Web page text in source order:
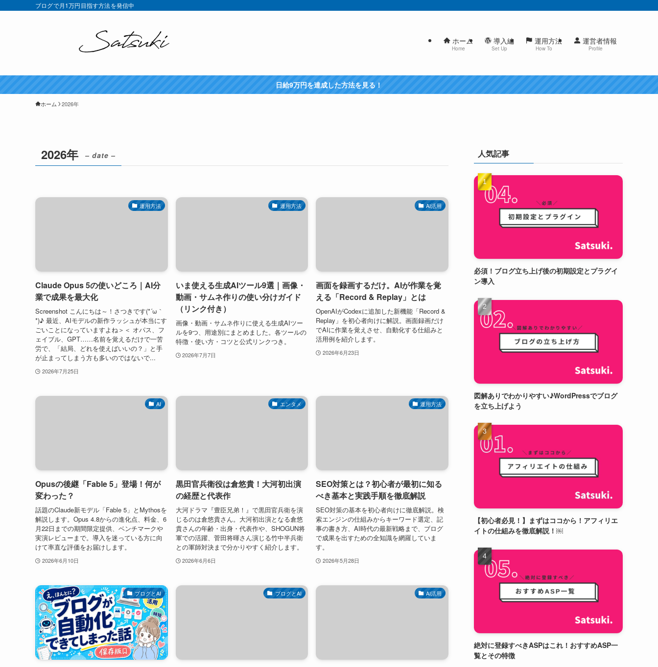
ブログで月1万円目指す方法を発信中
ホーム
Home
導入編
Set Up
運用方法
How To
運営者情報
Profile
日給9万円を達成した方法を見る！
ホーム 2026年
2026年 – date –
運用方法
Claude Opus 5の使いどころ｜AI分
業で成果を最大化
Screenshot こんにちは～！さつきです(*´ω｀
*)♪ 最近、AIモデルの新作ラッシュが本当にす
ごいことになっていますよね＞＜ オパス、フ
ェイブル、GPT……名前を覚えるだけで一苦
労で、「結局、どれを使えばいいの？」と手
が止まってしまう方も多いのではないで...
2026年7月25日
運用方法
いま使える生成AIツール9選｜画像・
動画・サムネ作りの使い分けガイド
（リンク付き）
画像・動画・サムネ作りに使える生成AIツー
ルを9つ、用途別にまとめました。各ツールの
特徴・使い方・コツと公式リンクつき。
2026年7月7日
AI活用
画面を録画するだけ。AIが作業を覚
える「Record & Replay」とは
OpenAIがCodexに追加した新機能「Record &
Replay」を初心者向けに解説。画面録画だけ
でAIに作業を覚えさせ、自動化する仕組みと
活用例を紹介します。
2026年6月23日
AI
Opusの後継「Fable 5」登場！何が
変わった？
話題のClaude新モデル「Fable 5」とMythosを
解説します。Opus 4.8からの進化点、料金、6
月22日までの期間限定提供、ベンチマークや
実演レビューまで。導入を迷っている方に向
けて率直な評価をお届けします。
2026年6月10日
エンタメ
黒田官兵衛役は倉悠貴！大河初出演
の経歴と代表作
大河ドラマ『豊臣兄弟！』で黒田官兵衛を演
じるのは倉悠貴さん。大河初出演となる倉悠
貴さんの年齢・出身・代表作や、SHOGUN将
軍での活躍、菅田将暉さん演じる竹中半兵衛
との軍師対決まで分かりやすく紹介します。
2026年6月6日
運用方法
SEO対策とは？初心者が最初に知る
べき基本と実践手順を徹底解説
SEO対策の基本を初心者向けに徹底解説。検
索エンジンの仕組みからキーワード選定、記
事の書き方、AI時代の最新戦略まで、ブログ
で成果を出すための全知識を網羅していま
す。
2026年5月28日
ブログとAI ブログとAI AI活用
人気記事
必須！ブログ立ち上げ後の初期設定とプラグイ
ン導入
図解ありでわかりやすい♪WordPressでブログ
を立ち上げよう
【初心者必見！】まずはココから！アフィリエ
イトの仕組みを徹底解説！￼
絶対に登録すべきASPはこれ！おすすめASP一
覧とその特徴